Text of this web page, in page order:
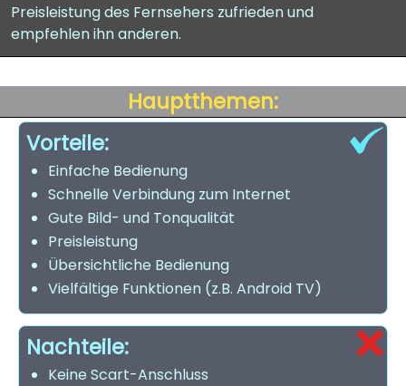
Preisleistung des Fernsehers zufrieden und
empfehlen ihn anderen.
Hauptthemen:
Vorteile:
Einfache Bedienung
Schnelle Verbindung zum Internet
Gute Bild- und Tonqualität
Preisleistung
Übersichtliche Bedienung
Vielfältige Funktionen (z.B. Android TV)
Nachteile:
Keine Scart-Anschluss